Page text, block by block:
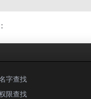
字查找
限查找